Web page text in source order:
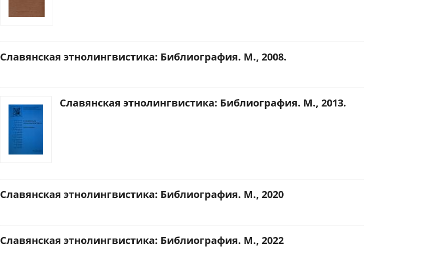
Славянская этнолингвистика: Библиография. М., 2008.
Славянская этнолингвистика: Библиография. М., 2013.
Славянская этнолингвистика: Библиография. М., 2020
Славянская этнолингвистика: Библиография. М., 2022